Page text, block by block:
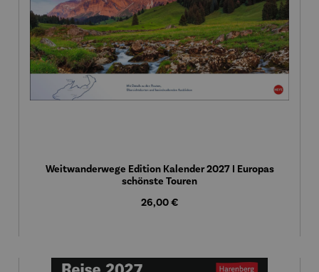
Weitwanderwege Edition Kalender 2027 I Europas
schönste Touren
Regulärer Preis:
26,00 €